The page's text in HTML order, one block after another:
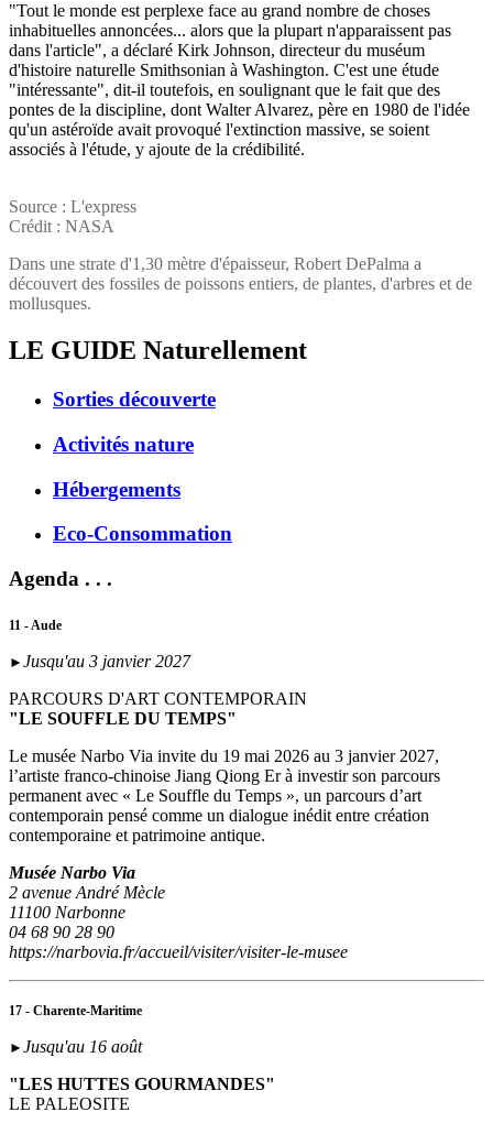
"Tout le monde est perplexe face au grand nombre de choses
inhabituelles annoncées... alors que la plupart n'apparaissent pas
dans l'article", a déclaré Kirk Johnson, directeur du muséum
d'histoire naturelle Smithsonian à Washington. C'est une étude
"intéressante", dit-il toutefois, en soulignant que le fait que des
pontes de la discipline, dont Walter Alvarez, père en 1980 de l'idée
qu'un astéroïde avait provoqué l'extinction massive, se soient
associés à l'étude, y ajoute de la crédibilité.
Source : L'express
Crédit : NASA
Dans une strate d'1,30 mètre d'épaisseur, Robert DePalma a
découvert des fossiles de poissons entiers, de plantes, d'arbres et de
mollusques.
LE GUIDE Naturellement
Sorties découverte
Activités nature
Hébergements
Eco-Consommation
Agenda . . .
11 - Aude
► Jusqu'au 3 janvier 2027
PARCOURS D'ART CONTEMPORAIN
"LE SOUFFLE DU TEMPS"
Le musée Narbo Via invite du 19 mai 2026 au 3 janvier 2027,
l’artiste franco-chinoise Jiang Qiong Er à investir son parcours
permanent avec « Le Souffle du Temps », un parcours d’art
contemporain pensé comme un dialogue inédit entre création
contemporaine et patrimoine antique.
Musée Narbo Via
2 avenue André Mècle
11100 Narbonne
04 68 90 28 90
https://narbovia.fr/accueil/visiter/visiter-le-musee
17 - Charente-Maritime
► Jusqu'au 16 août
"LES HUTTES GOURMANDES"
LE PALEOSITE